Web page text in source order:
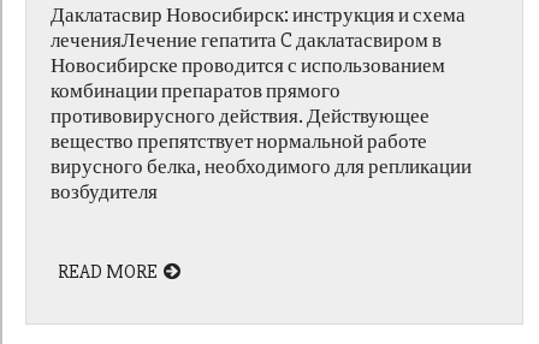
Даклатасвир Новосибирск: инструкция и схема
леченияЛечение гепатита C даклатасвиром в
Новосибирске проводится с использованием
комбинации препаратов прямого
противовирусного действия. Действующее
вещество препятствует нормальной работе
вирусного белка, необходимого для репликации
возбудителя
READ MORE